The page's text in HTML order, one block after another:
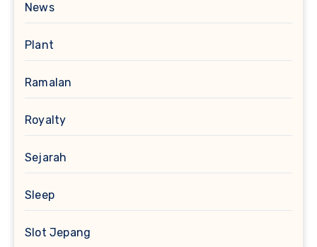
News
Plant
Ramalan
Royalty
Sejarah
Sleep
Slot Jepang